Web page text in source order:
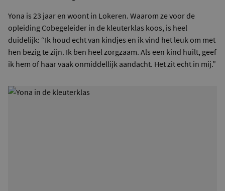
Yona is 23 jaar en woont in Lokeren. Waarom ze voor de
opleiding Cobegeleider in de kleuterklas koos, is heel
duidelijk: “Ik houd echt van kindjes en ik vind het leuk om met
hen bezig te zijn. Ik ben heel zorgzaam. Als een kind huilt, geef
ik hem of haar vaak onmiddellijk aandacht. Het zit echt in mij.”